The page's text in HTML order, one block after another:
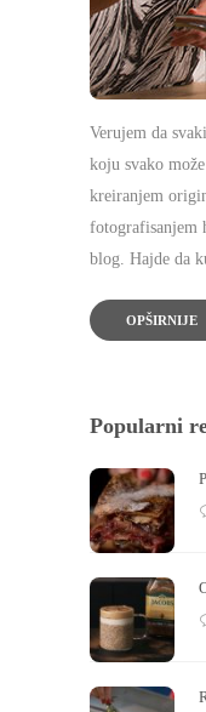
Verujem da
koju svako
kreiranjem
fotografisanjem
blog. Hajde da
OPŠIRNIJE
Popularni